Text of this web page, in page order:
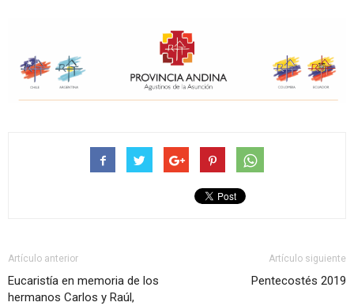
Artículo anterior
Eucaristía en memoria de los
hermanos Carlos y Raúl,
Artículo siguiente
Pentecostés 2019